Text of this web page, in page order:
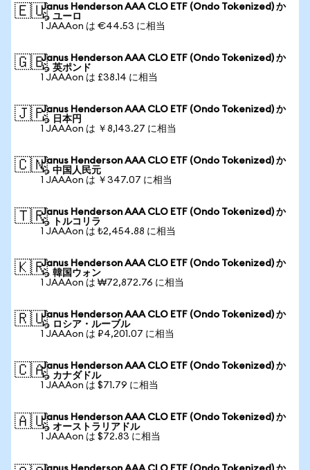
🇪🇺Janus Henderson AAA CLO ETF (Ondo Tokenized) か
ら ユーロ
1 JAAAon は €44.53 に相当
🇬🇧Janus Henderson AAA CLO ETF (Ondo Tokenized) か
ら 英ポンド
1 JAAAon は £38.14 に相当
🇯🇵Janus Henderson AAA CLO ETF (Ondo Tokenized) か
ら 日本円
1 JAAAon は ￥8,143.27 に相当
🇨🇳Janus Henderson AAA CLO ETF (Ondo Tokenized) か
ら 中国人民元
1 JAAAon は ￥347.07 に相当
🇹🇷Janus Henderson AAA CLO ETF (Ondo Tokenized) か
ら トルコリラ
1 JAAAon は ₺2,454.88 に相当
🇰🇷Janus Henderson AAA CLO ETF (Ondo Tokenized) か
ら 韓国ウォン
1 JAAAon は ₩72,872.76 に相当
🇷🇺Janus Henderson AAA CLO ETF (Ondo Tokenized) か
ら ロシア・ルーブル
1 JAAAon は ₽4,201.07 に相当
🇨🇦Janus Henderson AAA CLO ETF (Ondo Tokenized) か
ら カナダドル
1 JAAAon は $71.79 に相当
🇦🇺Janus Henderson AAA CLO ETF (Ondo Tokenized) か
ら オーストラリアドル
1 JAAAon は $72.83 に相当